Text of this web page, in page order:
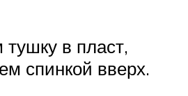
в пласт,
спинкой вверх.